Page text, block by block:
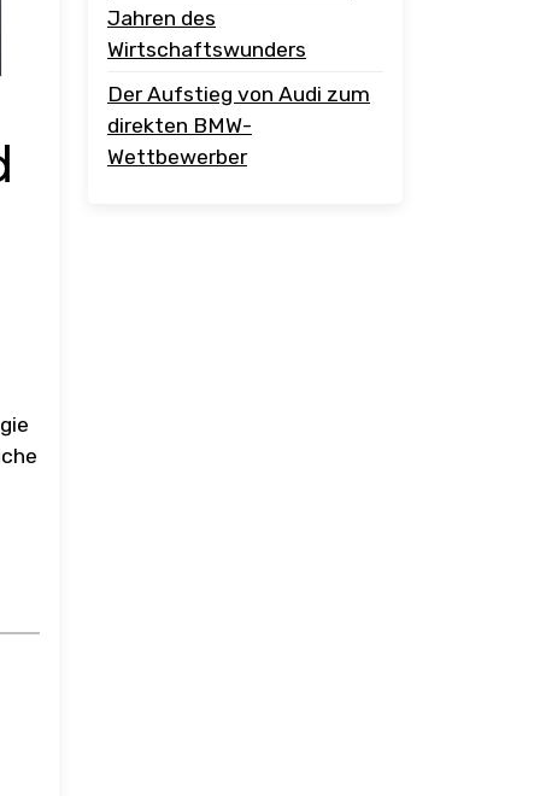
Jahren des
Wirtschaftswunders
Der Aufstieg von Audi zum
direkten BMW-
Wettbewerber